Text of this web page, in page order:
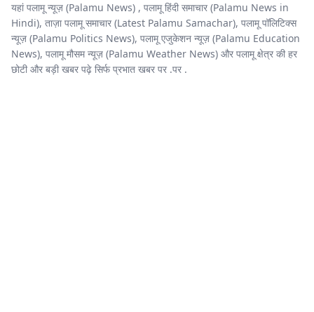
यहां पलामू न्यूज़ (Palamu News) , पलामू हिंदी समाचार (Palamu News in
Hindi), ताज़ा पलामू समाचार (Latest Palamu Samachar), पलामू पॉलिटिक्स
न्यूज़ (Palamu Politics News), पलामू एजुकेशन न्यूज़ (Palamu Education
News), पलामू मौसम न्यूज़ (Palamu Weather News) और पलामू क्षेत्र की हर
छोटी और बड़ी खबर पढ़े सिर्फ प्रभात खबर पर .पर .